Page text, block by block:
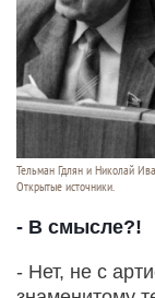
Тельман Гдлян и Николай
Открытые источники.
- В смысле?!
- Нет, не с